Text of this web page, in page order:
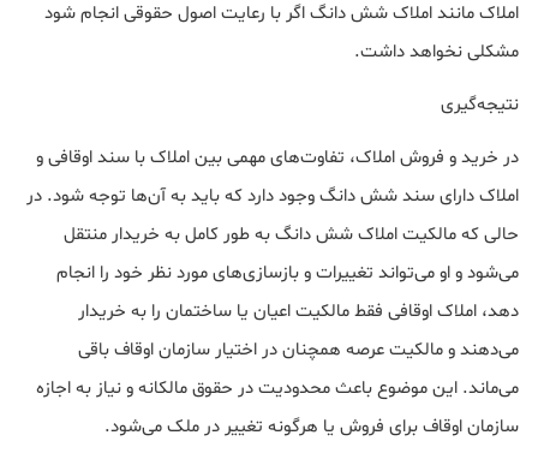
املاک مانند املاک شش دانگ اگر با رعایت اصول حقوقی انجام شود
مشکلی نخواهد داشت.
نتیجه‌گیری
در خرید و فروش املاک، تفاوت‌های مهمی بین املاک با سند اوقافی و
املاک دارای سند شش دانگ وجود دارد که باید به آن‌ها توجه شود. در
حالی که مالکیت املاک شش دانگ به طور کامل به خریدار منتقل
می‌شود و او می‌تواند تغییرات و بازسازی‌های مورد نظر خود را انجام
دهد، املاک اوقافی فقط مالکیت اعیان یا ساختمان را به خریدار
می‌دهند و مالکیت عرصه همچنان در اختیار سازمان اوقاف باقی
می‌ماند. این موضوع باعث محدودیت در حقوق مالکانه و نیاز به اجازه
سازمان اوقاف برای فروش یا هرگونه تغییر در ملک می‌شود.